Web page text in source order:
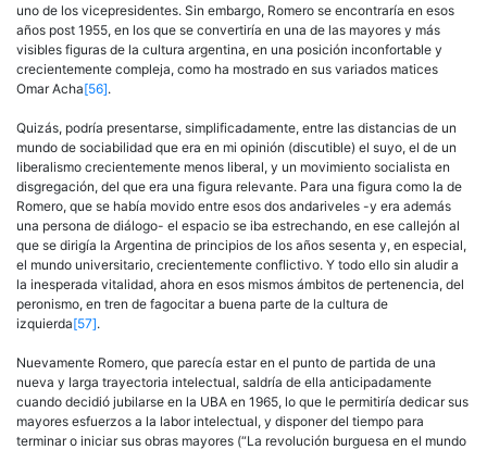
uno de los vicepresidentes. Sin embargo, Romero se encontraría en esos
años post 1955, en los que se convertiría en una de las mayores y más
visibles figuras de la cultura argentina, en una posición inconfortable y
crecientemente compleja, como ha mostrado en sus variados matices
Omar Acha[56].
Quizás, podría presentarse, simplificadamente, entre las distancias de un
mundo de sociabilidad que era en mi opinión (discutible) el suyo, el de un
liberalismo crecientemente menos liberal, y un movimiento socialista en
disgregación, del que era una figura relevante. Para una figura como la de
Romero, que se había movido entre esos dos andariveles -y era además
una persona de diálogo- el espacio se iba estrechando, en ese callejón al
que se dirigía la Argentina de principios de los años sesenta y, en especial,
el mundo universitario, crecientemente conflictivo. Y todo ello sin aludir a
la inesperada vitalidad, ahora en esos mismos ámbitos de pertenencia, del
peronismo, en tren de fagocitar a buena parte de la cultura de
izquierda[57].
Nuevamente Romero, que parecía estar en el punto de partida de una
nueva y larga trayectoria intelectual, saldría de ella anticipadamente
cuando decidió jubilarse en la UBA en 1965, lo que le permitiría dedicar sus
mayores esfuerzos a la labor intelectual, y disponer del tiempo para
terminar o iniciar sus obras mayores (“La revolución burguesa en el mundo